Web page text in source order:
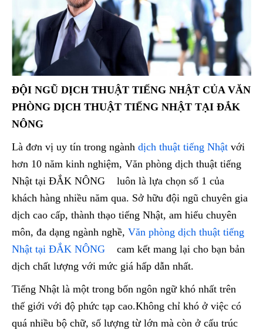
ĐỘI NGŨ DỊCH THUẬT TIẾNG NHẬT CỦA VĂN
PHÒNG DỊCH THUẬT TIẾNG NHẬT TẠI ĐẮK
NÔNG
Là đơn vị uy tín trong ngành dịch thuật tiếng Nhật với
hơn 10 năm kinh nghiệm, Văn phòng dịch thuật tiếng
Nhật tại ĐẮK NÔNG luôn là lựa chọn số 1 của
khách hàng nhiều năm qua. Sở hữu đội ngũ chuyên gia
dịch cao cấp, thành thạo tiếng Nhật, am hiểu chuyên
môn, đa dạng ngành nghề, Văn phòng dịch thuật tiếng
Nhật tại ĐẮK NÔNG
cam kết mang lại cho bạn bản
dịch chất lượng với mức giá hấp dẫn nhất.
Tiếng Nhật là một trong bốn ngôn ngữ khó nhất trên
thế giới với độ phức tạp cao.Không chỉ khó ở việc có
quá nhiều bộ chữ, số lượng từ lớn mà còn ở cấu trúc